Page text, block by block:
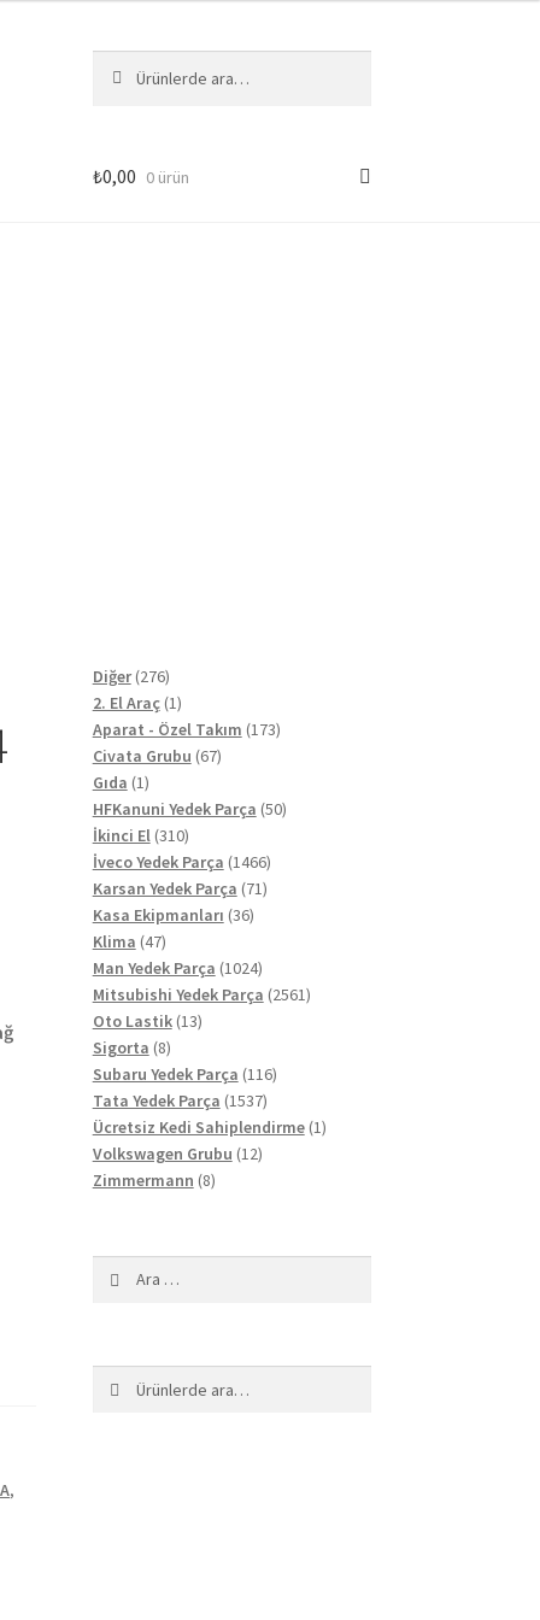
₺0,00 0 ürün
,
Diğer 276276
ürün
2. El Araç 11
ürün
Aparat - Özel Takım 173173
Civata Grubu 6767
Gıda 11
ürün
HFKanuni Yedek Parça 5050
İkinci El 310310
ürün
İveco Yedek Parça 14661466
ürün
Karsan Yedek Parça 7171
Kasa Ekipmanları 3636
Klima 4747
ürün
Man Yedek Parça 10241024
ürün
Mitsubishi Yedek Parça 25612561
Oto Lastik 1313
Sigorta 88
ürün
Subaru Yedek Parça 116116
Tata Yedek Parça 15371537
ürün
Ücretsiz Kedi Sahiplendirme 11
Volkswagen Grubu 1212
Zimmermann 88